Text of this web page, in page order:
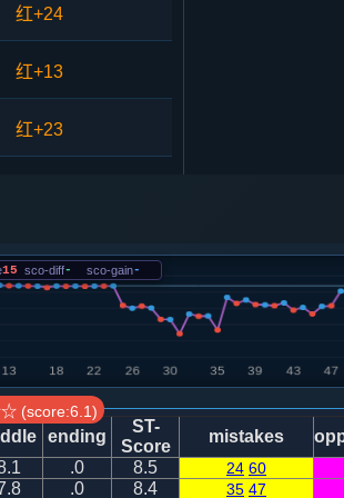
红+24
红+13
红+23
车９进１
红+4 车９进１
黑+5 兵七进一
15 sco-diff- sco-gain-
(score:6.1)
ending
ST-
Score
mistakes
.0 8.5 24 60
.0 8.4 35 47